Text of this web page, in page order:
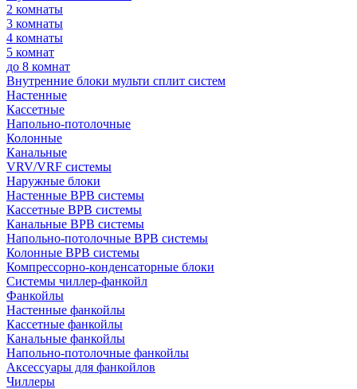
2 комнаты
3 комнаты
4 комнаты
5 комнат
до 8 комнат
Внутренние блоки мульти сплит систем
Настенные
Кассетные
Напольно-потолочные
Колонные
Канальные
VRV/VRF системы
Наружные блоки
Настенные ВРВ системы
Кассетные ВРВ системы
Канальные ВРВ системы
Напольно-потолочные ВРВ системы
Колонные ВРВ системы
Компрессорно-конденсаторные блоки
Системы чиллер-фанкойл
Фанкойлы
Настенные фанкойлы
Кассетные фанкойлы
Канальные фанкойлы
Напольно-потолочные фанкойлы
Аксессуары для фанкойлов
Чиллеры